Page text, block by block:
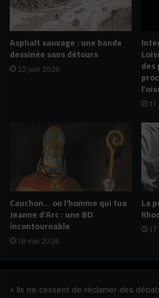
Asphalt sauvage : une bande
dessinée sans détours
22 juin 2026 des
Cauchon… ou l’homme qui tua
Jeanne d’Arc : une BD
incontournable
18 mai 2026
La
« Ils ne cessent de réclamer des